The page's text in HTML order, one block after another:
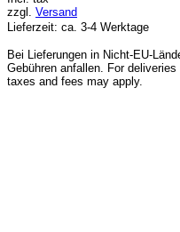
zzgl. Versand
Lieferzeit: ca. 3-4 Werktage
Bei Lieferungen in Nicht-EU-
Gebühren anfallen. For
taxes and fees may apply.